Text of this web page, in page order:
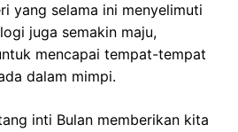
yang selama ini menyelimuti
juga semakin maju,
mencapai tempat-tempat
dalam mimpi.
inti Bulan memberikan kita